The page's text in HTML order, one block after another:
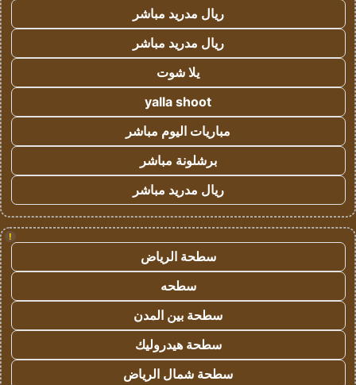
ريال مدريد مباشر
ريال مدريد مباشر
يلا شوت
yalla shoot
مباريات اليوم مباشر
برشلونة مباشر
ريال مدريد مباشر
!
سطحة الرياض
سطحه
سطحة بين المدن
سطحة هيدروليك
سطحة شمال الرياض